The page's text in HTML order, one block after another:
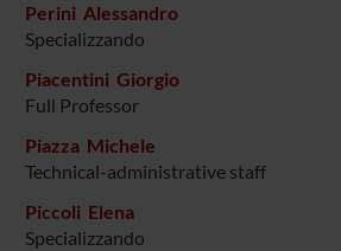
Perini Alessandro
Specializzando
Piacentini Giorgio
Full Professor
Piazza Michele
Technical-administrative staff
Piccoli Elena
Specializzando